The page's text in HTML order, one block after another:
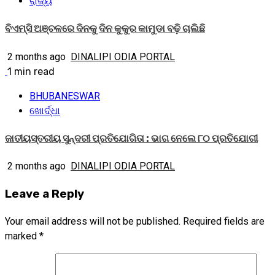
ବିଏମ୍‌ସି ଅଞ୍ଚଳରେ ଦିନକୁ ଦିନ କୁକୁର କାମୁଡା ବଢ଼ି ଚାଲିଛି
2 months ago DINALIPI ODIA PORTAL
1 min read
BHUBANESWAR
ଖୋର୍ଦ୍ଧା
ଜାତୀୟସ୍ତରୀୟ ସୁନ୍ଦରୀ ପ୍ରତିଯୋଗିତା : ଭାଗ ନେଲେ ୮୦ ପ୍ରତିଯୋଗୀ
2 months ago DINALIPI ODIA PORTAL
Leave a Reply
Your email address will not be published. Required fields are
marked *